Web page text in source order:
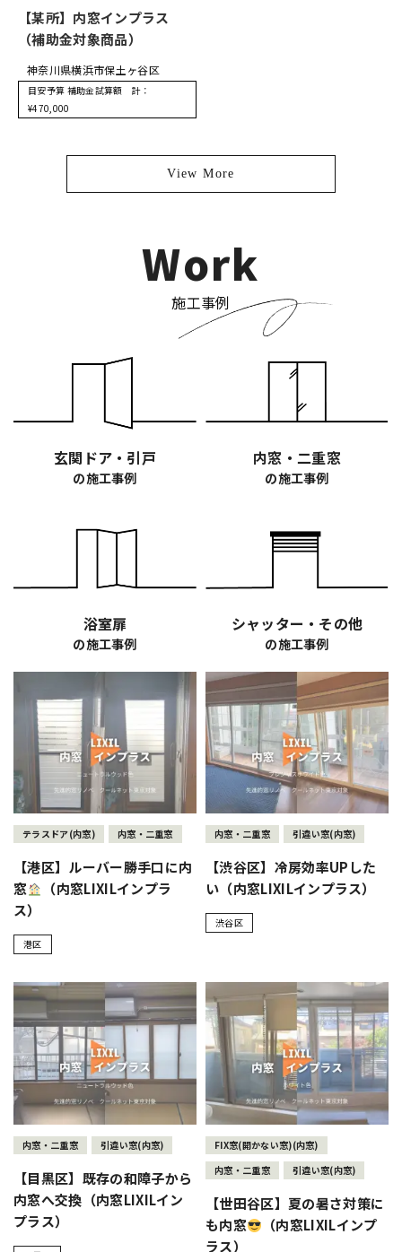
【某所】内窓インプラス
（補助金対象商品）
神奈川県横浜市保土ヶ谷区
目安予算 補助金試算額 計：
¥470,000
View More
Work
施工事例
玄関ドア・引戸
の施工事例
内窓・二重窓
の施工事例
浴室扉
の施工事例
シャッター・その他
の施工事例
テラスドア(内窓) 内窓・二重窓
【港区】ルーバー勝手口に内
窓
（内窓LIXILインプラ
ス）
港区
内窓・二重窓 引違い窓(内窓)
【渋谷区】冷房効率UPした
い（内窓LIXILインプラス）
渋谷区
内窓・二重窓 引違い窓(内窓)
【目黒区】既存の和障子から
内窓へ交換（内窓LIXILイン
プラス）
FIX窓(開かない窓)(内窓)
内窓・二重窓
引違い窓(内窓)
【世田谷区】夏の暑さ対策に
も内窓
（内窓LIXILインプ
ラス）